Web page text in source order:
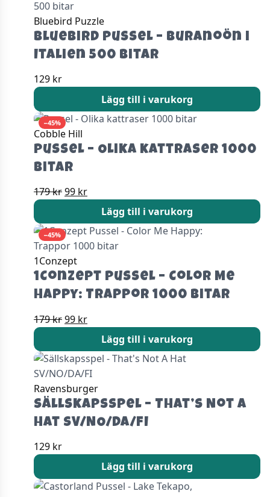
Bluebird Puzzle
Bluebird Pussel – Buranoön i
Italien 500 bitar
129 kr
Lägg till i varukorg
−45%
Cobble Hill
Pussel – Olika kattraser 1000
bitar
179krDet
ursprungliga
priset
var:
179 kr.
99 krDet
nuvarande
priset
är:
99 kr.
Lägg till i varukorg
−45%
1Conzept
1Conzept Pussel – Color Me
Happy: Trappor 1000 bitar
179krDet
ursprungliga
priset
var:
179 kr.
99 krDet
nuvarande
priset
är:
99 kr.
Lägg till i varukorg
Ravensburger
Sällskapsspel – That’s Not A
Hat SV/NO/DA/FI
129 kr
Lägg till i varukorg